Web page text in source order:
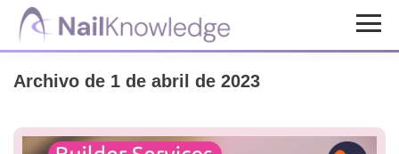
Saltar
principal
Saltar
de
Conocimientos
de
uñas
Archivo de 1 de abril de 2023